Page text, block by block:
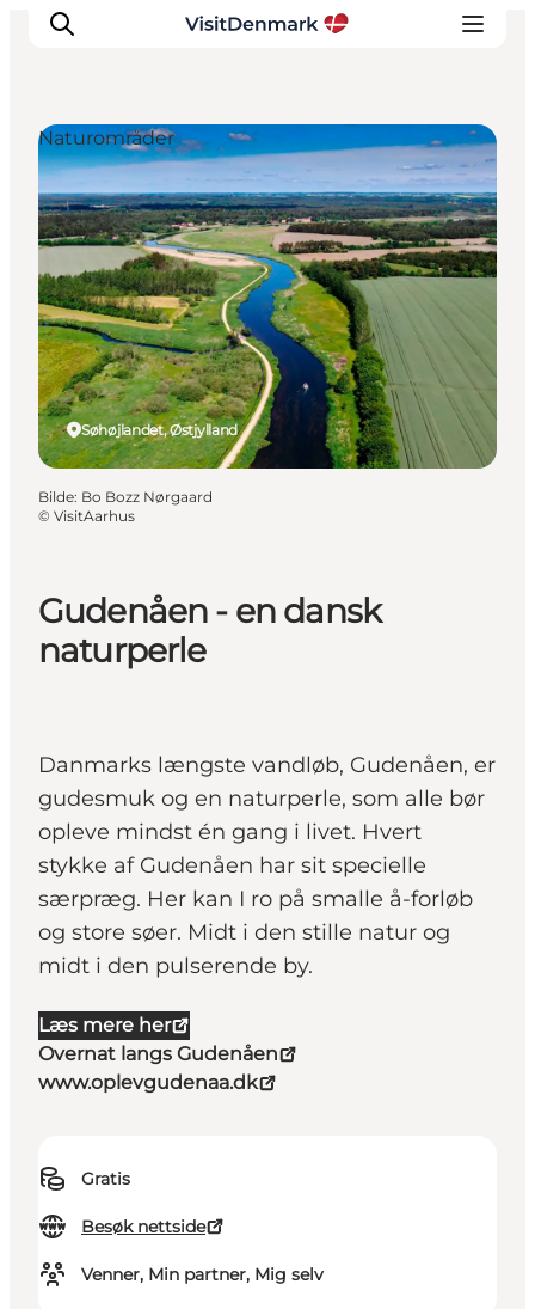
Inspirasjon
Reisemål
Aktiviteter
Overnatting
Planlegg reisen
Gudenåen - en dansk
naturperle
Danmarks længste vandløb, Gudenåen, er
gudesmuk og en naturperle, som alle bør
opleve mindst én gang i livet. Hvert
stykke af Gudenåen har sit specielle
særpræg. Her kan I ro på smalle å-forløb
og store søer. Midt i den stille natur og
midt i den pulserende by.
Læs mere her
Overnat langs Gudenåen
www.oplevgudenaa.dk
Gratis
Besøk nettside
Venner, Min partner, Mig selv
Søhøjlandet, Østjylland
Naturområder
Bilde: Bo Bozz Nørgaard
© VisitAarhus